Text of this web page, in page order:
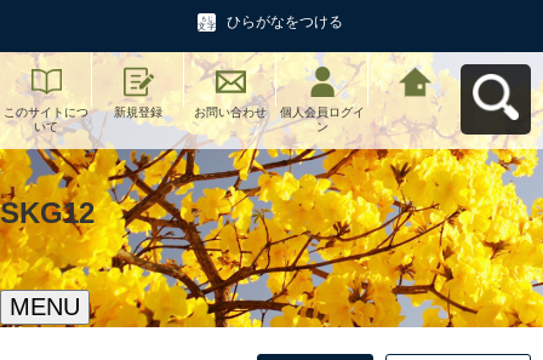
ひらがなをつける
このサイトにつ
いて
新規登録 お問い合わせ
個人会員ログイ
ン
とよた市民活動
情報サイトへ戻
る
SKG12
MENU